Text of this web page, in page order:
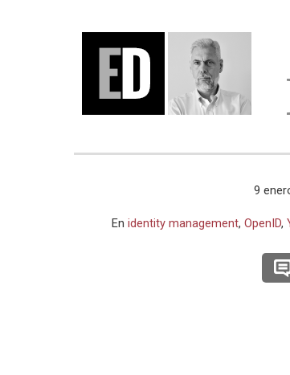
9
Enidentity management,OpenID,